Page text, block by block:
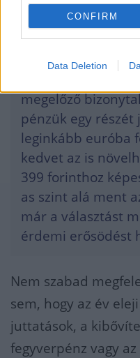
CONFIRM
Data Deletion
szakértője szerint
több ok együttes
megelőző
pénzük egy
leginkább euróba
kedvet az is
399 forinthoz
as szint alá ment
már a választást
érdemi erősödést
Nem szabad
sem, hogy az év
juttatások, a
fegyverpénz vagy